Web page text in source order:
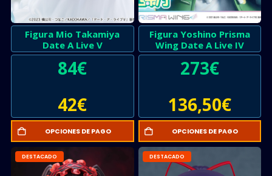
Figura Mio Takamiya
Date A Live V
84€
42€
OPCIONES DE PAGO
Figura Yoshino Prisma
Wing Date A Live IV
273€
136,50€
OPCIONES DE PAGO
DESTACADO DESTACADO